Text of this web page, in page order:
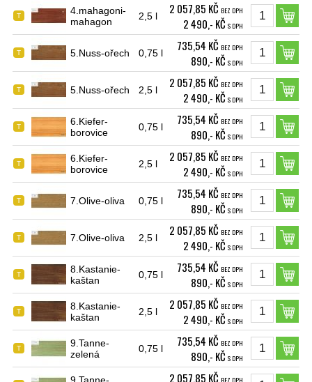
T
4.mahagoni-
mahagon
2,5 l 2 057,85 KČ BEZ DPH
2 490,- KČ S DPH
T 5.Nuss-ořech 0,75 l 735,54 KČ BEZ DPH
890,- KČ S DPH
T 5.Nuss-ořech 2,5 l 2 057,85 KČ BEZ DPH
2 490,- KČ S DPH
T
6.Kiefer-
borovice
0,75 l 735,54 KČ BEZ DPH
890,- KČ S DPH
T
6.Kiefer-
borovice
2,5 l 2 057,85 KČ BEZ DPH
2 490,- KČ S DPH
T 7.Olive-oliva 0,75 l 735,54 KČ BEZ DPH
890,- KČ S DPH
T 7.Olive-oliva 2,5 l 2 057,85 KČ BEZ DPH
2 490,- KČ S DPH
T
8.Kastanie-
kaštan
0,75 l 735,54 KČ BEZ DPH
890,- KČ S DPH
T
8.Kastanie-
kaštan
2,5 l 2 057,85 KČ BEZ DPH
2 490,- KČ S DPH
T
9.Tanne-
zelená
0,75 l 735,54 KČ BEZ DPH
890,- KČ S DPH
2 057,85 KČ